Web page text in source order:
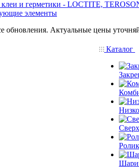
элементы
обновления. Актуальные цены
Каталог